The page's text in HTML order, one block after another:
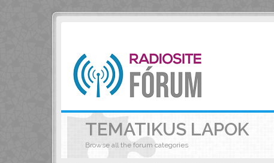
TEMATIKUS LAPOK
Browse all the forum categories